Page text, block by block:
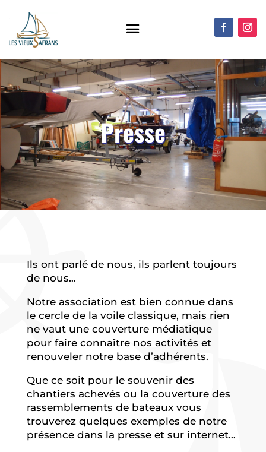
Presse
Ils ont parlé de nous, ils parlent toujours
de nous…
Notre association est bien connue dans
le cercle de la voile classique, mais rien
ne vaut une couverture médiatique
pour faire connaître nos activités et
renouveler notre base d’adhérents.
Que ce soit pour le souvenir des
chantiers achevés ou la couverture des
rassemblements de bateaux vous
trouverez quelques exemples de notre
présence dans la presse et sur internet…